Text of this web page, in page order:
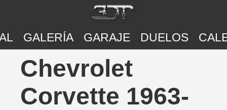
GALERÍA GARAJE DUELOS
Chevrolet
Corvette 1963-